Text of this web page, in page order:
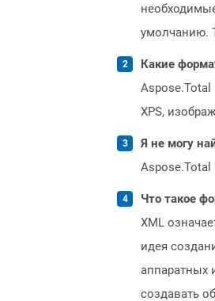
умолчанию.
Какие
Aspose.Total
XPS,
Я не могу
Aspose.Total
Что такое
XML
идея
аппаратных
создавать